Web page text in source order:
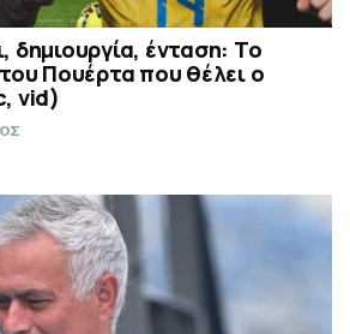
δημιουργία, ένταση: Το
Πουέρτα που θέλει ο
vid)